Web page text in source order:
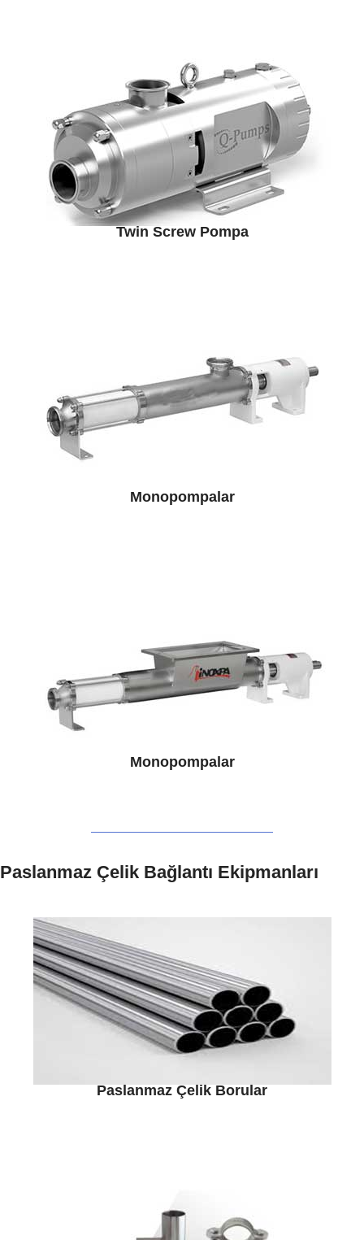
Twin Screw Pompa
Monopompalar
Monopompalar
Paslanmaz Çelik Bağlantı Ekipmanları
Paslanmaz Çelik Borular